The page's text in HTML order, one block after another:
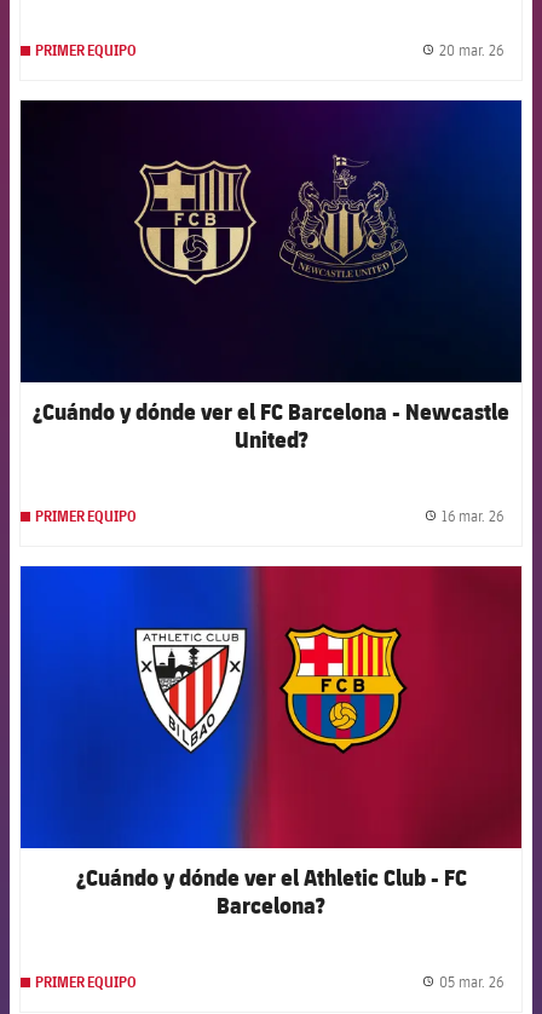
PRIMER EQUIPO 20 mar. 26
¿Cuándo y dónde ver el FC Barcelona - Newcastle
United?
PRIMER EQUIPO 16 mar. 26
¿Cuándo y dónde ver el Athletic Club - FC
Barcelona?
PRIMER EQUIPO 05 mar. 26